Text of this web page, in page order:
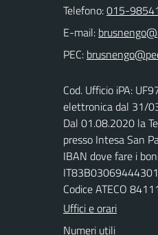
Telefono:015-
E-mail:
PEC:
Cod. Ufficio iPA:
elettronica dal 31/
Dal 01.08.2020 la
presso Intesa San
IBAN dove fare i
Codice ATECO
Uffici e orari
Numeri utili